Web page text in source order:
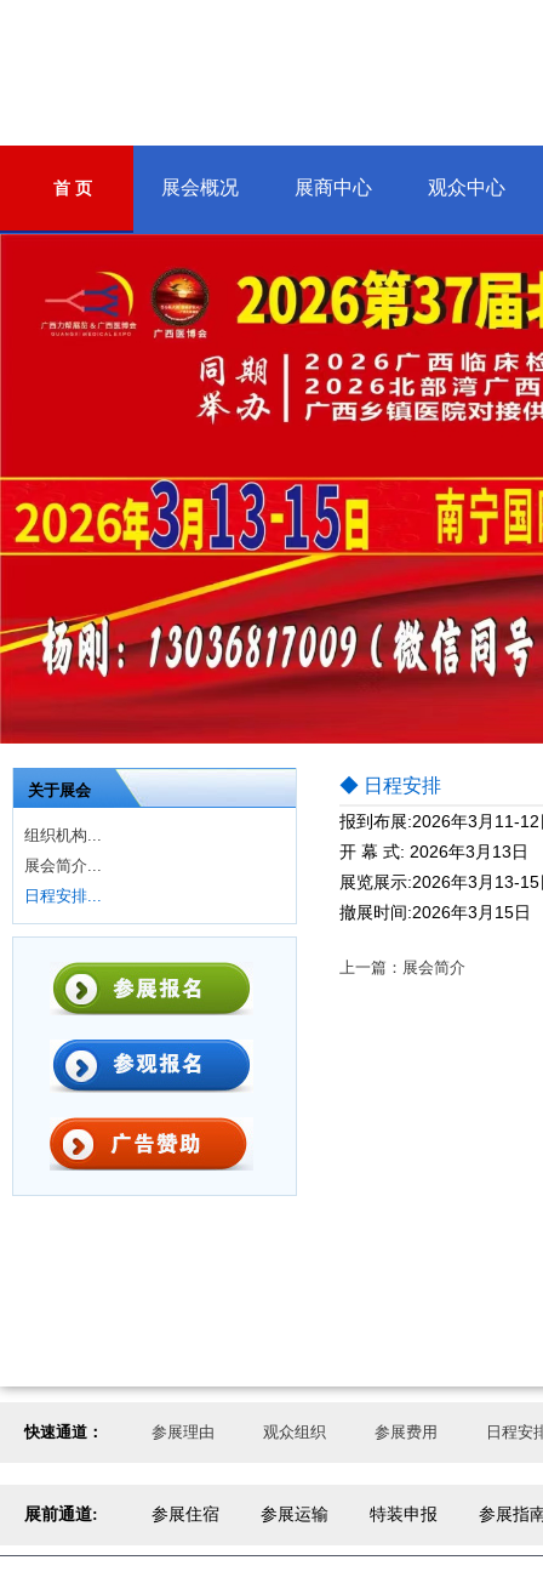
首 页 展会概况 展商中心 观众中心
关于展会
组织机构...
展会简介...
日程安排...
◆ 日程安排
报到布展:2026年3月11-
开 幕 式: 2026年3月13日
展览展示:2026年3月13-
撤展时间:2026年3月15日
上一篇：展会简介
快速通道： 参展理由 观众组织 参展费用 日程安
展前通道: 参展住宿 参展运输 特装申报 参展指